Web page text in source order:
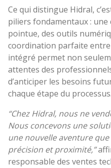
Ce qui distingue Hidral,
piliers fondamentaux :
pointue, des outils
coordination parfaite entre
intégré permet non
attentes des
d’anticiper les besoins
chaque étape du processus.
“Chez Hidral, nous ne
Nous concevons une
une nouvelle aventure
précision et proximité,”
responsable des ventes